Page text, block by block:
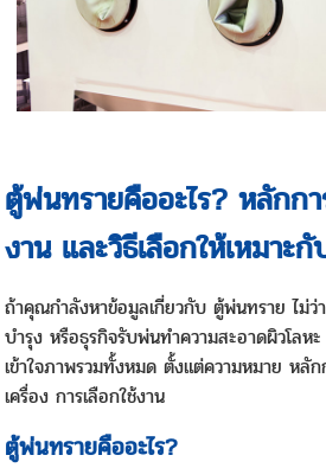
ตู้พ่นทรายคืออะไร? หลักก
งาน และวิธีเลือกให้เหมาะ
ถ้าคุณกำลังหาข้อมูลเกี่ยวกับ ตู้พ่นทราย ไม่ว่
บำรุง หรือธุรกิจรับพ่นทำความสะอาดผิวโล
เข้าใจภาพรวมทั้งหมด ตั้งแต่ความหมาย หลั
เครื่อง การเลือกใช้งาน
ตู้พ่นทรายคืออะไร?